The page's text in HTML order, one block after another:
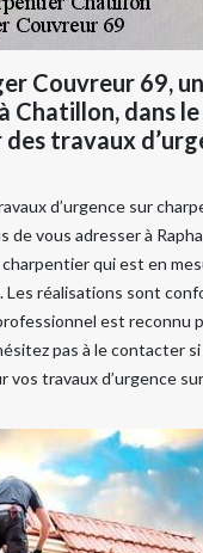
Couvreur 69,
Chatillon, dans
travaux
d’urgence sur
de vous adresser à
qui est en
Les réalisations sont
est reconnu
pas à le contacter
vos travaux d’urgence